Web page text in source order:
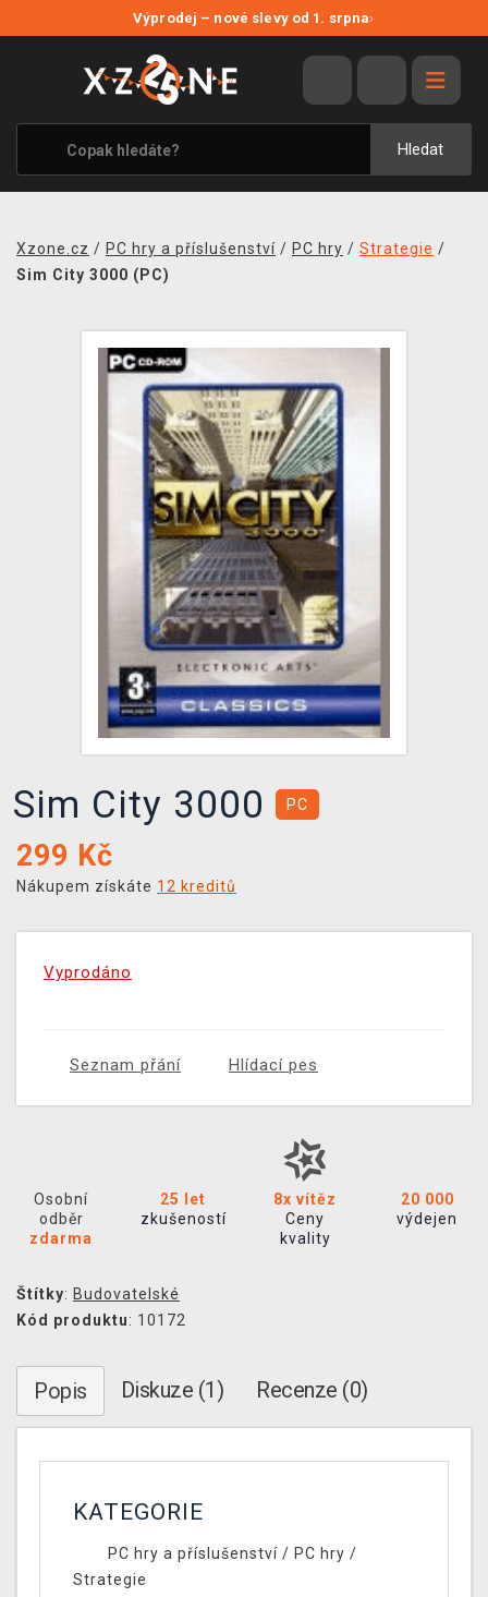
Výprodej – nové slevy od 1. srpna›
Hledat
VÝPRODEJ
VIDEOHRY
XZONE ORIGINALS
TÉMATIKY
MERCHANDISE
TCG & BOARDGAME HUB
VÝKUP HER (BAZAR)
Xzone.cz / PC hry a příslušenství / PC hry / Strategie /
Sim City 3000 (PC)
Sim City 3000 PC
299 Kč
Nákupem získáte 12 kreditů
Vyprodáno
Seznam přání Hlídací pes
Osobní
odběr
zdarma
25 let
zkušeností
8x vítěz
Ceny
kvality
20 000
výdejen
Štítky: Budovatelské
Kód produktu: 10172
Popis Diskuze (1) Recenze (0)
KATEGORIE
PC hry a příslušenství/ PC hry /
Strategie